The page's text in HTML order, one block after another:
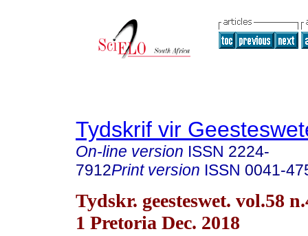
Tydskrif vir
On-line version ISSN 2224-
7912Print version ISSN 0041-
Tydskr. geesteswet. vol.58
1 Pretoria Dec. 2018